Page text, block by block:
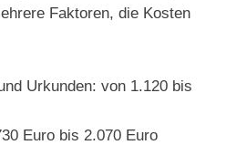
Faktoren, die Kosten
Urkunden: von 1.120 bis
Euro bis 2.070 Euro